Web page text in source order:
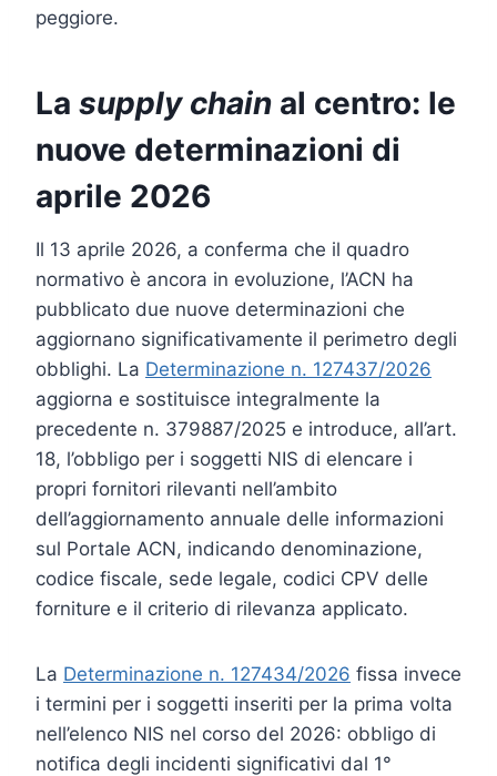
peggiore.
La supply chain al centro: le
nuove determinazioni di
aprile 2026
Il 13 aprile 2026, a conferma che il quadro
normativo è ancora in evoluzione, l’ACN ha
pubblicato due nuove determinazioni che
aggiornano significativamente il perimetro degli
obblighi. La Determinazione n. 127437/2026
aggiorna e sostituisce integralmente la
precedente n. 379887/2025 e introduce, all’art.
18, l’obbligo per i soggetti NIS di elencare i
propri fornitori rilevanti nell’ambito
dell’aggiornamento annuale delle informazioni
sul Portale ACN, indicando denominazione,
codice fiscale, sede legale, codici CPV delle
forniture e il criterio di rilevanza applicato.
La Determinazione n. 127434/2026 fissa invece
i termini per i soggetti inseriti per la prima volta
nell’elenco NIS nel corso del 2026: obbligo di
notifica degli incidenti significativi dal 1°